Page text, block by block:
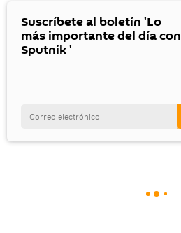
Suscríbete al boletín 'Lo
más importante del día con
Sputnik '